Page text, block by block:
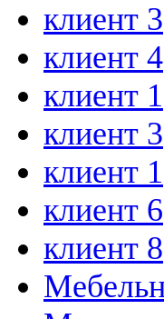
клиент 3
клиент 4
клиент 1
клиент 3
клиент 1
клиент 6
клиент 8